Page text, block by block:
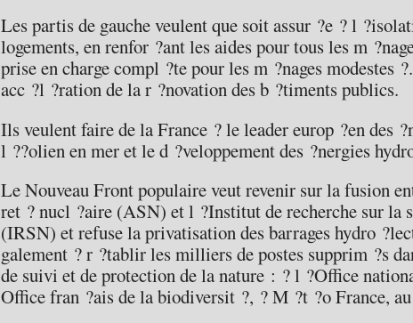
Les partis de gauche veulent que soit assur ?e ? l
logements, en renfor ?ant les aides pour tous les m
prise en charge compl ?te pour les m ?nages modestes
acc ?l ?ration de la r ?novation des b ?timents publics.
Ils veulent faire de la France ? le leader europ ?en des
l ??olien en mer et le d ?veloppement des ?nergies
Le Nouveau Front populaire veut revenir sur la fusion
ret ? nucl ?aire (ASN) et l ?Institut de recherche sur la
(IRSN) et refuse la privatisation des barrages hydro
galement ? r ?tablir les milliers de postes supprim ?s
de suivi et de protection de la nature : ? l ?Office
Office fran ?ais de la biodiversit ?, ? M ?t ?o France,